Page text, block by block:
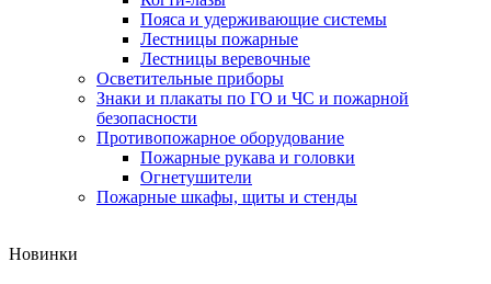
Пояса и удерживающие системы
Лестницы пожарные
Лестницы веревочные
Осветительные приборы
Знаки и плакаты по ГО и ЧС и пожарной
безопасности
Противопожарное оборудование
Пожарные рукава и головки
Огнетушители
Пожарные шкафы, щиты и стенды
Новинки